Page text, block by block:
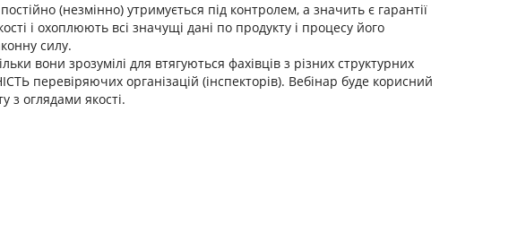
(незмінно) утримується під контролем, а значить є гарантії
і охоплюють всі значущі дані по продукту і процесу його
силу.
вони зрозумілі для втягуються фахівців з різних структурних
перевіряючих організацій (інспекторів). Вебінар буде корисний
з оглядами якості.